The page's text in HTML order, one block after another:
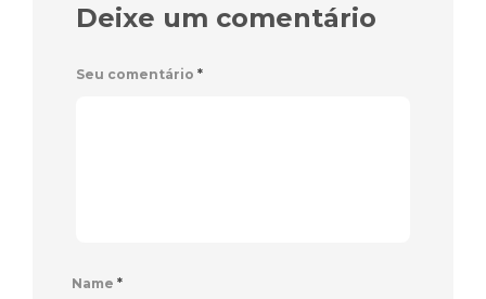
Deixe um comentário
Seu comentário *
Name *